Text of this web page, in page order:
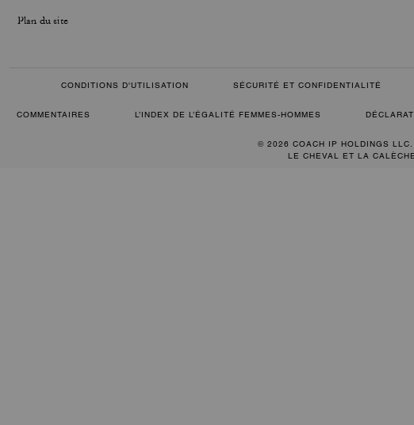
Plan du site
CONDITIONS D'UTILISATION SÉCURITÉ ET CONFIDENTIALITÉ
COMMENTAIRES L’INDEX DE L’ÉGALITÉ FEMMES-HOMMES
© 2026 COACH IP HOLDINGS LLC.
LE CHEVAL ET LA